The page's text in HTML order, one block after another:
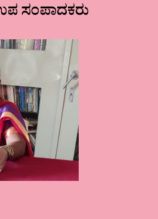
ಸಂಪಾದಕರು